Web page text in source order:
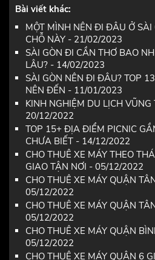
Bài viết khác:
MỘT MÌNH NÊN ĐI ĐÂU Ở SÀI
CHỖ NÀY - 21/02/2023
SÀI GÒN ĐI CẦN THƠ BAO
LÂU? - 14/02/2023
SÀI GÒN NÊN ĐI ĐÂU? TOP
NÊN ĐẾN - 11/01/2023
KINH NGHIỆM DU LỊCH
20/12/2022
TOP 15+ ĐỊA ĐIỂM PICNIC
CHƯA BIẾT - 14/12/2022
CHO THUÊ XE MÁY THEO
GIAO TẬN NƠI - 05/12/2022
CHO THUÊ XE MÁY QUẬN
05/12/2022
CHO THUÊ XE MÁY QUẬN
05/12/2022
CHO THUÊ XE MÁY QUẬN
05/12/2022
CHO THUÊ XE MÁY QUẬN 6